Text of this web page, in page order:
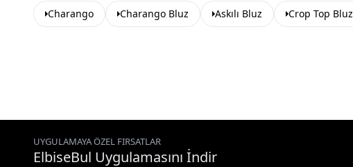
Charango Charango Bluz Askılı Bluz Crop Top Bluz
UYGULAMAYA ÖZEL FIRSATLAR
ElbiseBul Uygulamasını İndir